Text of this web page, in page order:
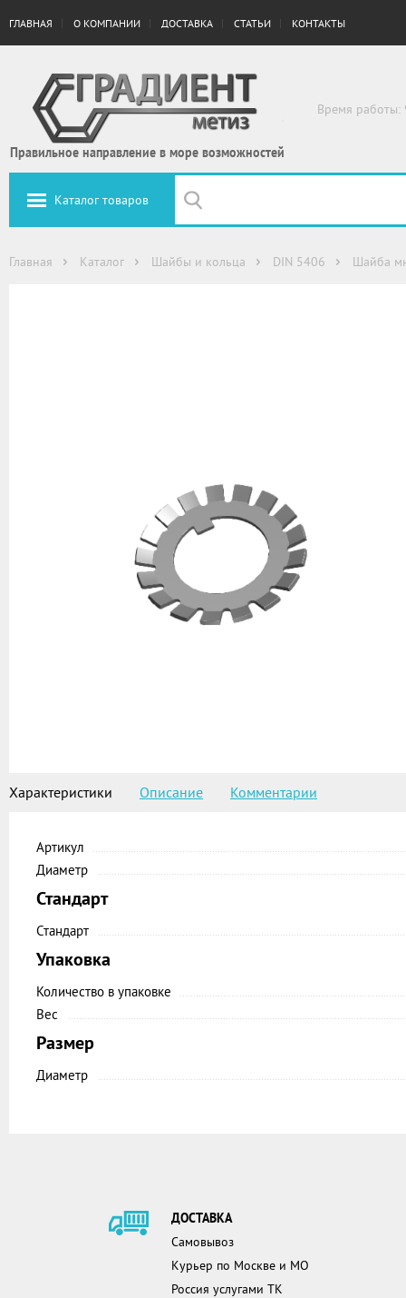
ГЛАВНАЯ О КОМПАНИИ ДОСТАВКА СТАТЬИ КОНТАКТЫ
Правильное направление в море возможностей
Время работы:
Каталог товаров
Главная Каталог Шайбы и кольца DIN 5406 Шайба
Характеристики Описание Комментарии
Артикул
Диаметр
Стандарт
Стандарт
Упаковка
Количество в упаковке
Вес
Размер
Диаметр
ДОСТАВКА
Самовывоз
Курьер по Москве и МО
Россия услугами ТК